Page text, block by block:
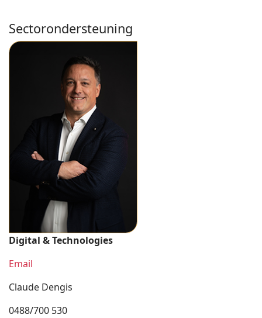
Sectorondersteuning
Digital & Technologies
Email
Claude Dengis
0488/700 530